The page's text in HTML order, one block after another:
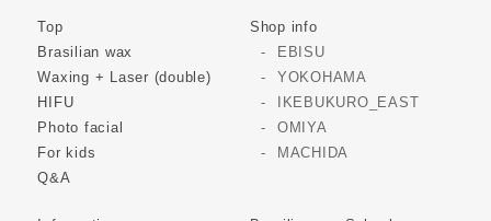
Top
Brasilian wax
Waxing + Laser (double)
HIFU
Photo facial
For kids
Q&A
Shop info
EBISU
YOKOHAMA
IKEBUKURO_EAST
OMIYA
MACHIDA